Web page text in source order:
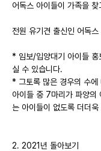
어독스 아이들이 가족을 찾
전원 유기견 출신인 어독
* 임보/입양대기 아이들
실 수 있습니다.
* 그토록 많은 경우의 수에
아이들 중 7마리가 파양
는 아이들이 없도록 더더
2. 2021년 돌아보기